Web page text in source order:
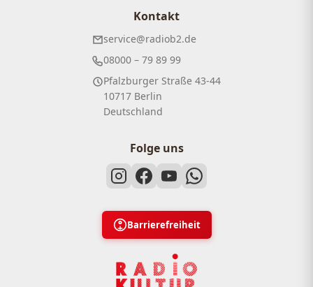
Kontakt
service@radiob2.de
08000 – 79 89 99
Pfalzburger Straße 43-44
10717 Berlin
Deutschland
Folge uns
Barrierefreiheit